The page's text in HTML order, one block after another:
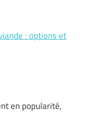
: options et
en popularité,